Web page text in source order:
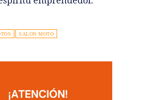
SALON MOTO